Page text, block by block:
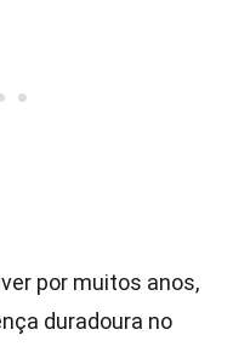
por muitos anos,
duradoura no